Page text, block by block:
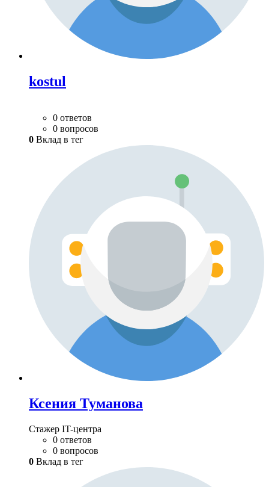
kostul
0 ответов
0 вопросов
0 Вклад в тег
Ксения Туманова
Стажер IT-центра
0 ответов
0 вопросов
0 Вклад в тег